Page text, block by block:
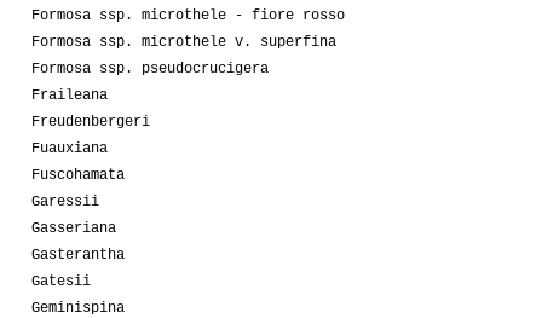
Formosa ssp. microthele - fiore rosso
Formosa ssp. microthele v. superfina
Formosa ssp. pseudocrucigera
Fraileana
Freudenbergeri
Fuauxiana
Fuscohamata
Garessii
Gasseriana
Gasterantha
Gatesii
Geminispina